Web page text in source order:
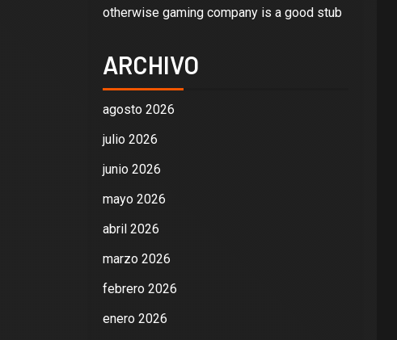
otherwise gaming company is a good stub
ARCHIVO
agosto 2026
julio 2026
junio 2026
mayo 2026
abril 2026
marzo 2026
febrero 2026
enero 2026